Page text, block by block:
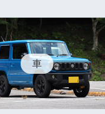
車